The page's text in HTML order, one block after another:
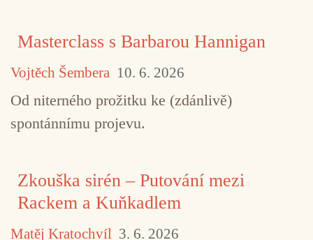
Masterclass s Barbarou Hannigan
Vojtěch Šembera 10. 6. 2026
Od niterného prožitku ke (zdánlivě)
spontánnímu projevu.
Zkouška sirén – Putování mezi
Rackem a Kuňkadlem
Matěj Kratochvíl 3. 6. 2026